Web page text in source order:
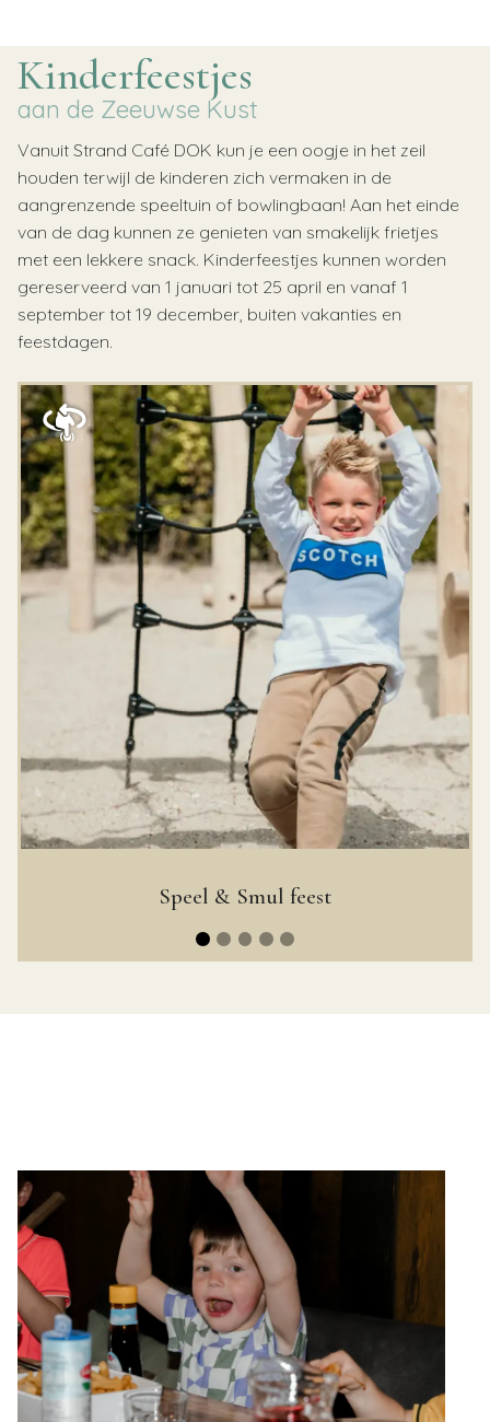
Kinderfeestjes
aan de Zeeuwse Kust
Vanuit Strand Café DOK kun je een oogje in het zeil
houden terwijl de kinderen zich vermaken in de
aangrenzende speeltuin of bowlingbaan! Aan het einde
van de dag kunnen ze genieten van smakelijk frietjes
met een lekkere snack. Kinderfeestjes kunnen worden
gereserveerd van 1 januari tot 25 april en vanaf 1
september tot 19 december, buiten vakanties en
feestdagen.
Activiteiten:onbeperkt spelen in de indoor
speeltuin
Eten:friet met snack + limonade
tafel + decoratie
€12 p.p.
Speel & Smul feest